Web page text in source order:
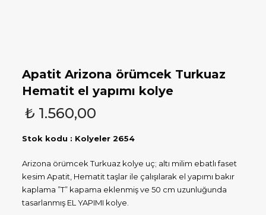
Apatit Arizona örümcek Turkuaz
Hematit el yapımı kolye
₺ 1.560,00
Stok kodu : Kolyeler 2654
Arizona örümcek Turkuaz kolye uç; altı milim ebatlı faset
kesim Apatit, Hematit taşlar ile çalışılarak el yapımı bakır
kaplama ”T” kapama eklenmiş ve 50 cm uzunluğunda
tasarlanmış EL YAPIMI kolye.